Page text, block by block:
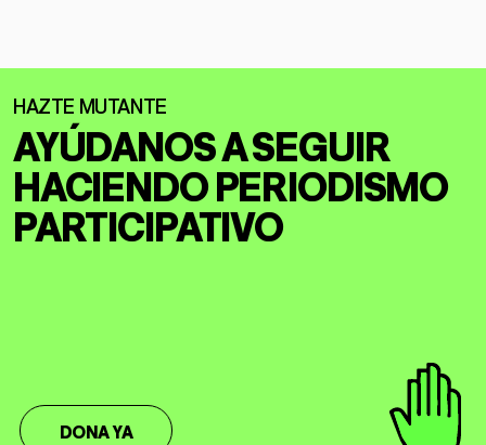
AYÚDANOS A SEGUIR
HACIENDOPERIODISMO
PARTICIPATIVO
DONA YA